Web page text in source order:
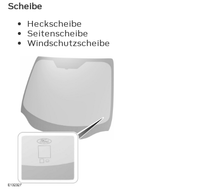
Scheibe
Heckscheibe
Seitenscheibe
Windschutzscheibe